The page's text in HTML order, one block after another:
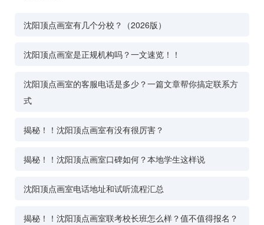
沈阳顶点画室有几个分校？（2026版）
沈阳顶点画室是正规机构吗？一文速览！！
沈阳顶点画室的客服电话是多少？一篇文章帮你搞定联系方
式
揭秘！！沈阳顶点画室有没有很厉害？
揭秘！！沈阳顶点画室口碑如何？本地学生这样说
沈阳顶点画室电话地址和试听流程汇总
揭秘！！沈阳顶点画室联考校长班怎么样？值不值得报名？